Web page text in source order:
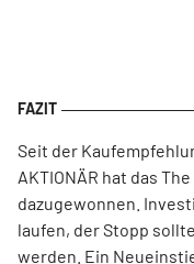
Seit der
AKTIONÄR hat das
dazugewonnen.
laufen, der Stopp
werden. Ein